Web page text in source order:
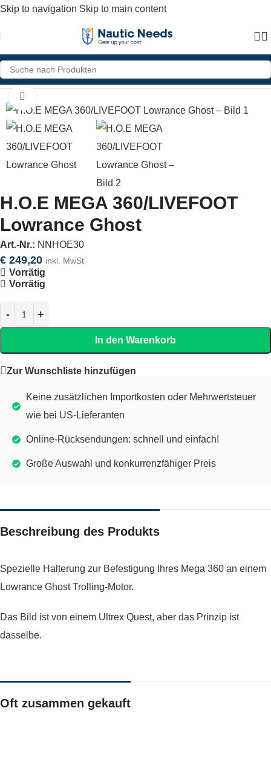
Skip to navigation Skip to main content
Home»Shop»H.O.E MEGA 360/LIVEFOOT Lowrance Ghost
H.O.E MEGA 360/LIVEFOOT
Lowrance Ghost
Art.-Nr.: NNHOE30
€ 249,20 inkl. MwSt
Vorrätig
Vorrätig
In den Warenkorb
Zur Wunschliste hinzufügen
Keine zusätzlichen Importkosten oder Mehrwertsteuer
wie bei US-Lieferanten
Online-Rücksendungen: schnell und einfach!
Große Auswahl und konkurrenzfähiger Preis
Beschreibung des Produkts
Spezielle Halterung zur Befestigung Ihres Mega 360 an einem
Lowrance Ghost Trolling-Motor.
Das Bild ist von einem Ultrex Quest, aber das Prinzip ist
dasselbe.
Oft zusammen gekauft